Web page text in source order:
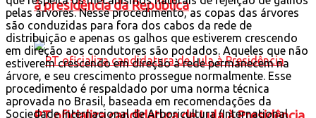
à presidência da República
pelas árvores. Nesse procedimento, as copas das árvores
são conduzidas para fora dos cabos da rede de
distribuição e apenas os galhos que estiverem crescendo
em direção aos condutores são podados. Aqueles que não
estiverem crescendo em direção à rede permanecem na
árvore, e seu crescimento prossegue normalmente. Esse
procedimento é respaldado por uma norma técnica
aprovada no Brasil, baseada em recomendações da
Sociedade Internacional de Arboricultura (International